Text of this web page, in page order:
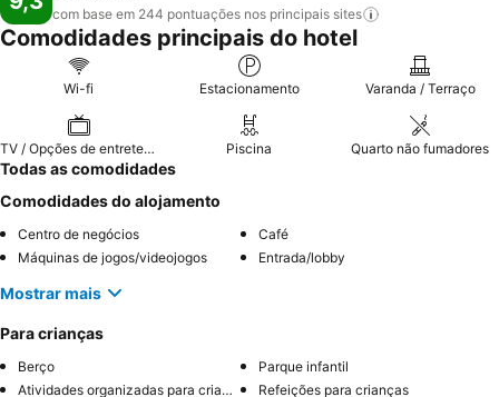
com base em 244 pontuações nos principais sites
Comodidades principais do hotel
Wi-fi Estacionamento Varanda / Terraço
TV / Opções de entretenimento Piscina Quarto não fumadores
Todas as comodidades
Comodidades do alojamento
Centro de negócios
Café
Máquinas de jogos/videojogos
Entrada/lobby
Mostrar mais
Para crianças
Berço
Parque infantil
Atividades organizadas para crianças
Refeições para crianças